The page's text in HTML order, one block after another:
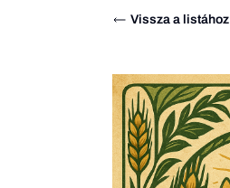
Vissza a listához